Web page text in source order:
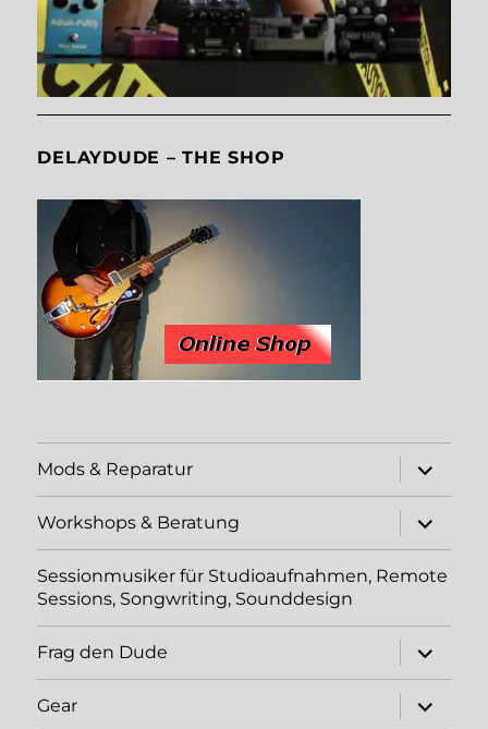
DELAYDUDE – THE SHOP
Mods & Reparatur
öffnen
Workshops & Beratung
öffnen
Sessionmusiker für Studioaufnahmen, Remote
Sessions, Songwriting, Sounddesign
Frag den Dude
öffnen
Gear
öffnen